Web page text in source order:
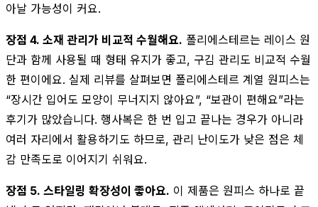
아날 가능성이 커요.
장점 4. 소재 관리가 비교적 수월해요. 폴리에스테르는 레이스 원
단과 함께 사용될 때 형태 유지가 좋고, 구김 관리도 비교적 수월
한 편이에요. 실제 리뷰를 살펴보면 폴리에스테르 계열 원피스는
“장시간 입어도 모양이 무너지지 않아요”, “보관이 편해요”라는
후기가 많았습니다. 행사복은 한 번 입고 끝나는 경우가 아니라
여러 자리에서 활용하기도 하므로, 관리 난이도가 낮은 점은 체
감 만족도로 이어지기 쉬워요.
장점 5. 스타일링 확장성이 좋아요. 이 제품은 원피스 하나로 끝